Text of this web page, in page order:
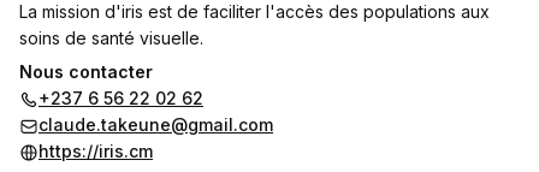
La mission d'iris est de faciliter l'accès des populations aux
soins de santé visuelle.
Si tu as mal aux yeux, mal à la tête; si tu ne vois pas bien ou tu
veux changer tes lunettes, fais des économies en souscrivant
à un abonnement et profite gratuitement des consultations,
Nous contacter
+237 6 56 22 02 62
claude.takeune@gmail.com
https://iris.cm